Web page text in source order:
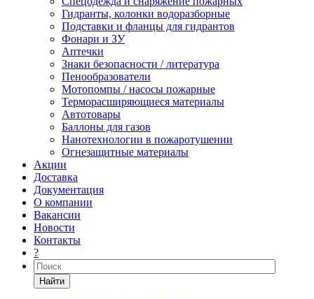
Гидранты, колонки водоразборные
Подставки и фланцы для гидрантов
Фонари и ЗУ
Аптечки
Знаки безопасности / литература
Пенообразователи
Мотопомпы / насосы пожарные
Терморасширяющиеся материалы
Автотовары
Баллоны для газов
Нанотехнологии в пожаротушении
Огнезащитные материалы
Акции
Доставка
Документация
О компании
Вакансии
Новости
Контакты
?
Найти